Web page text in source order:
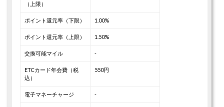
（上限）
ポイント還元率（下限） 1.00%
ポイント還元率（上限） 1.50%
交換可能マイル -
ETCカード年会費（税
込）
550円
電子マネーチャージ -